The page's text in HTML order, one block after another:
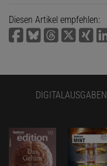
Diesen Artikel empfehlen:
DIGITALAUSGABEN